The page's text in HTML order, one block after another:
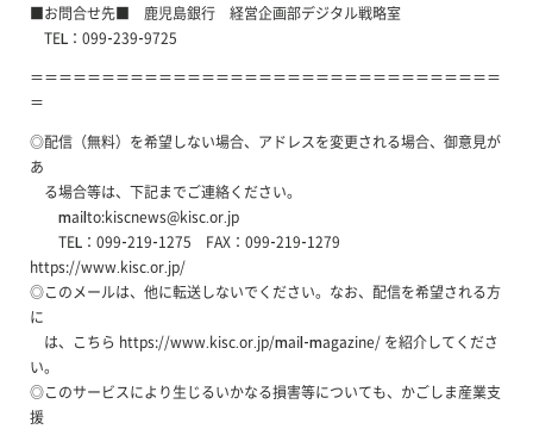
■お問合せ先■ 鹿児島銀行 経営企画部デジタル戦略室
TEL：099-239-9725
＝＝＝＝＝＝＝＝＝＝＝＝＝＝＝＝＝＝＝＝＝＝＝＝＝＝＝＝＝＝＝＝＝
＝
◎配信（無料）を希望しない場合、アドレスを変更される場合、御意見が
あ
る場合等は、下記までご連絡ください。
mailto:kiscnews@kisc.or.jp
TEL：099-219-1275 FAX：099-219-1279
https://www.kisc.or.jp/
◎このメールは、他に転送しないでください。なお、配信を希望される方
に
は、こちら https://www.kisc.or.jp/mail-magazine/ を紹介してくださ
い。
◎このサービスにより生じるいかなる損害等についても、かごしま産業支
援